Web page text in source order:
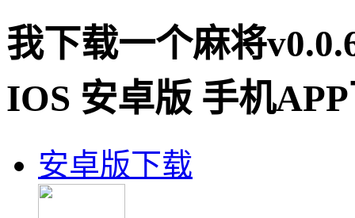
我下载一个麻将
IOS 安卓版 手机
安卓版下载